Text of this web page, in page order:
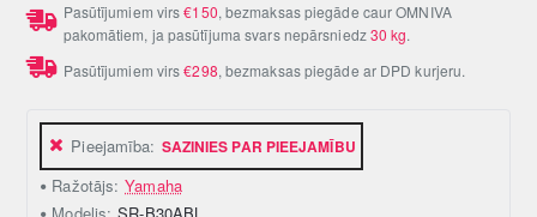
Pieejamība: SAZINIES PAR PIEEJAMĪBU
Ražotājs: Yamaha
Pasūtījumiem virs€150, bezmaksas piegāde caur OMNIVA
pakomātiem, ja pasūtījuma svars nepārsniedz30 kg.
Pasūtījumiem virs€298, bezmaksas piegāde ar DPD kurjeru.